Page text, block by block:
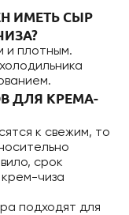
ИМЕТЬ СЫР
и плотным.
ДЛЯ КРЕМА-
к свежим, то
срок
чиза
подходят для